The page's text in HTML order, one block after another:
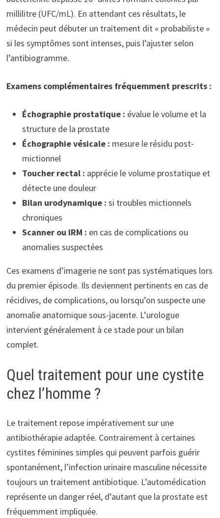
millilitre (UFC/mL). En attendant ces résultats, le
médecin peut débuter un traitement dit « probabiliste »
si les symptômes sont intenses, puis l’ajuster selon
l’antibiogramme.
Examens complémentaires fréquemment prescrits :
Échographie prostatique : évalue le volume et la
structure de la prostate
Échographie vésicale : mesure le résidu post-
mictionnel
Toucher rectal : apprécie le volume prostatique et
détecte une douleur
Bilan urodynamique : si troubles mictionnels
chroniques
Scanner ou IRM : en cas de complications ou
anomalies suspectées
Ces examens d’imagerie ne sont pas systématiques lors
du premier épisode. Ils deviennent pertinents en cas de
récidives, de complications, ou lorsqu’on suspecte une
anomalie anatomique sous-jacente. L’urologue
intervient généralement à ce stade pour un bilan
complet.
Quel traitement pour une cystite
chez l’homme ?
Le traitement repose impérativement sur une
antibiothérapie adaptée. Contrairement à certaines
cystites féminines simples qui peuvent parfois guérir
spontanément, l’infection urinaire masculine nécessite
toujours un traitement antibiotique. L’automédication
représente un danger réel, d’autant que la prostate est
fréquemment impliquée.